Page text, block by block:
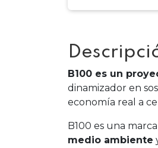
B100 es un
dinamizador en
economía real a
B100 es una
medio ambiente